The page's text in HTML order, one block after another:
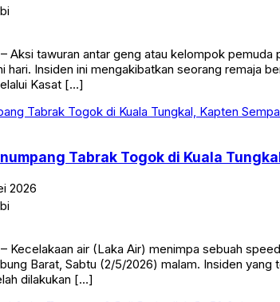
Aksi tawuran antar geng atau kelompok
Insiden ini mengakibatkan seorang remaja
Kasat […]
Tabrak Togok di Kuala
2026
Kecelakaan air (Laka Air) menimpa sebuah
Barat, Sabtu (2/5/2026) malam. Insiden
dilakukan […]